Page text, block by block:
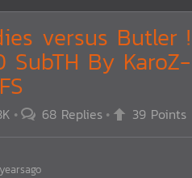
versus Butler !
SubTH By KaroZ-
FS
68 Replies 39 Points